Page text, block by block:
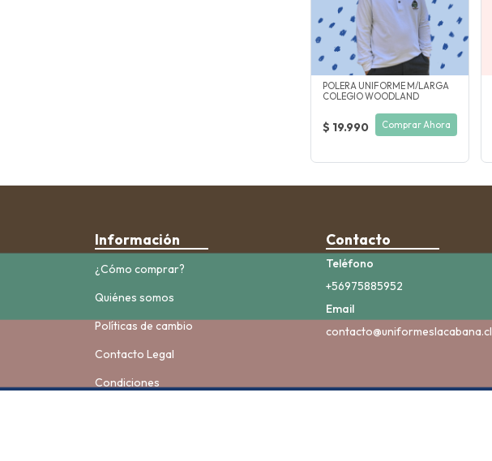
POLERA UNIFORME M/LARGA
COLEGIO WOODLAND
$ 19.990 Comprar Ahora
Información
¿Cómo comprar?
Quiénes somos
Políticas de cambio
Contacto Legal
Condiciones
Contacto
Teléfono
+56975885952
Email
contacto@uniformeslacabana.cl